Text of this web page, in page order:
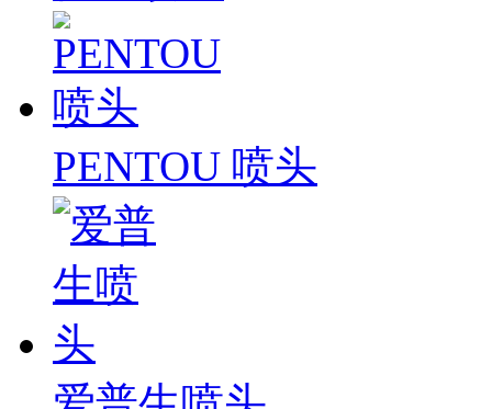
PENTOU 喷头